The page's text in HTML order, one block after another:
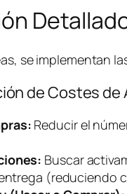
se implementan
de Costes
Reducir el
Buscar
(reduciendo